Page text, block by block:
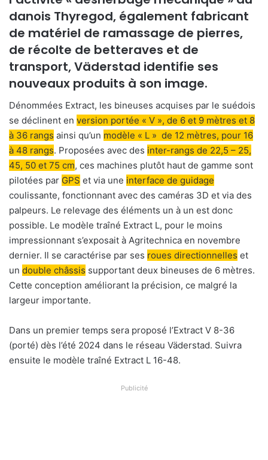
danois Thyregod, également fabricant
de matériel de ramassage de pierres,
de récolte de betteraves et de
transport, Väderstad identifie ses
nouveaux produits à son image.
Dénommées Extract, les bineuses acquises par le suédois
se déclinent en version portée « V », de 6 et 9 mètres et 8
à 36 rangs ainsi qu’un modèle « L » de 12 mètres, pour 16
à 48 rangs. Proposées avec des inter-rangs de 22,5 – 25,
45, 50 et 75 cm, ces machines plutôt haut de gamme sont
pilotées par GPS et via une interface de guidage
coulissante, fonctionnant avec des caméras 3D et via des
palpeurs. Le relevage des éléments un à un est donc
possible. Le modèle traîné Extract L, pour le moins
impressionnant s’exposait à Agritechnica en novembre
dernier. Il se caractérise par ses roues directionnelles et
un double châssis supportant deux bineuses de 6 mètres.
Cette conception améliorant la précision, ce malgré la
largeur importante.
Dans un premier temps sera proposé l’Extract V 8-36
(porté) dès l’été 2024 dans le réseau Väderstad. Suivra
ensuite le modèle traîné Extract L 16-48.
Publicité